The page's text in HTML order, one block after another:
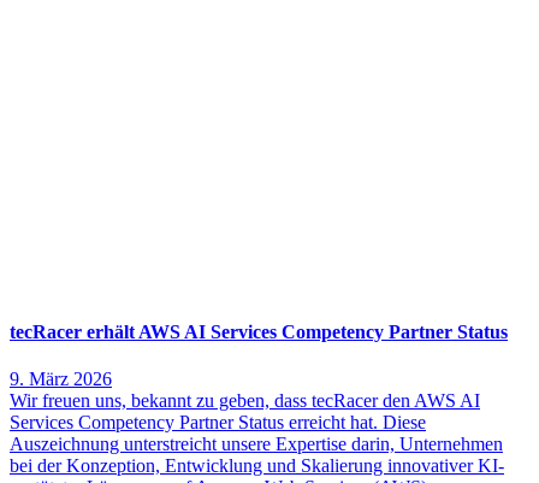
tecRacer erhält AWS AI Services Competency Partner Status
9. März 2026
Wir freuen uns, bekannt zu geben, dass tecRacer den AWS AI
Services Competency Partner Status erreicht hat. Diese
Auszeichnung unterstreicht unsere Expertise darin, Unternehmen
bei der Konzeption, Entwicklung und Skalierung innovativer KI-